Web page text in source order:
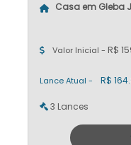
Valor Inicial - R$
Lance Atual - R$
3 Lances